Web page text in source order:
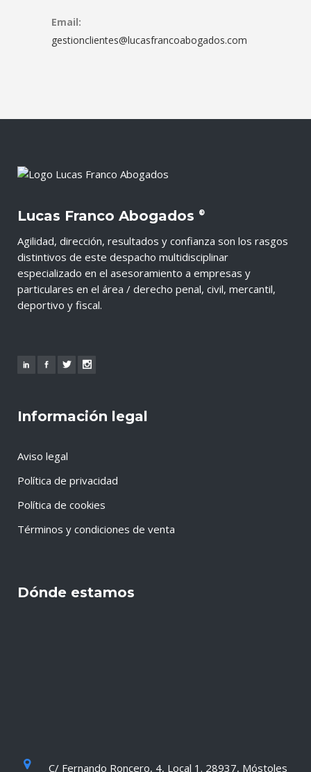
Email:
gestionclientes@lucasfrancoabogados.com
Lucas Franco Abogados ®
Agilidad, dirección, resultados y confianza son los rasgos
distintivos de este despacho multidisciplinar
especializado en el asesoramiento a empresas y
particulares en el área / derecho penal, civil, mercantil,
deportivo y fiscal.
Información legal
Aviso legal
Política de privacidad
Política de cookies
Términos y condiciones de venta
Dónde estamos
C/ Fernando Roncero, 4, Local 1. 28937, Móstoles